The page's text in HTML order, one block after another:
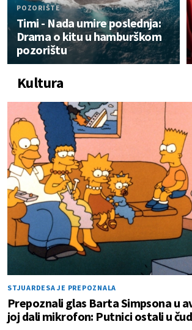
POZORIŠTE
Timi - Nada umire poslednja:
Drama o kitu u hamburškom
pozorištu
Kultura
STJUARDESA JE PREPOZNALA
Prepoznali glas Barta Simpsona u
joj dali mikrofon: Putnici ostali u